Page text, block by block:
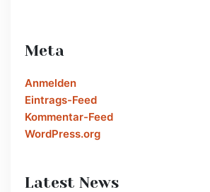
Meta
Anmelden
Eintrags-Feed
Kommentar-Feed
WordPress.org
Latest News